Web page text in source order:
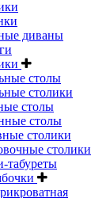
диваны
столы
столики
столы
столы
столики
столики
табуреты